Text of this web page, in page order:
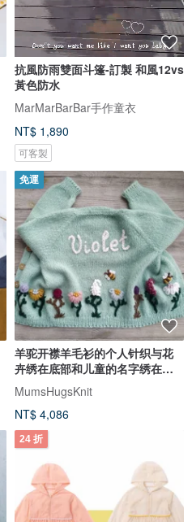
抗風防雨雙面斗篷-訂製 和風12vs
黃色防水
MarMarBarBar手作童衣
NT$ 1,890
可客製
免運
羊驼开襟羊毛衫的个人针织与花
卉绣在底部和儿童的名字绣在背
面
MumsHugsKnit
NT$ 4,086
24 折